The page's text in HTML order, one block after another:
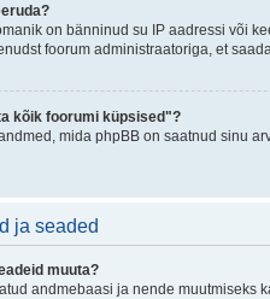
on bänninud su IP aadressi või
foorum administraatoriga, et
kõik foorumi küpsised"?
mida phpBB on saatnud sinu
ja seaded
muuta?
andmebaasi ja nende muutmiseks